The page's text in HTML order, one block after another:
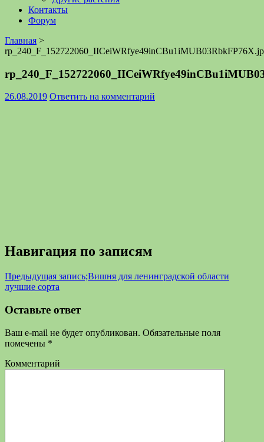
Контакты
Форум
Главная >
26.08.2019 Ответить на комментарий
Навигация по записям
Предыдущая запись;Вишня для ленинградской области
лучшие сорта
Оставьте ответ
Ваш e-mail не будет опубликован. Обязательные поля
помечены *
Комментарий